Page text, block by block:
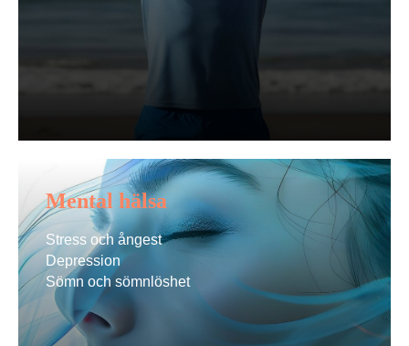
Mental hälsa
Stress och ångest
Depression
Sömn och sömnlöshet